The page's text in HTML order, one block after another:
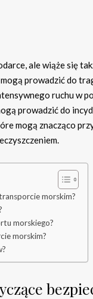
ale wiąże się
prowadzić do
ruchu w
prowadzić do
mogą znacząco
morskim?
morskiego?
morskim?